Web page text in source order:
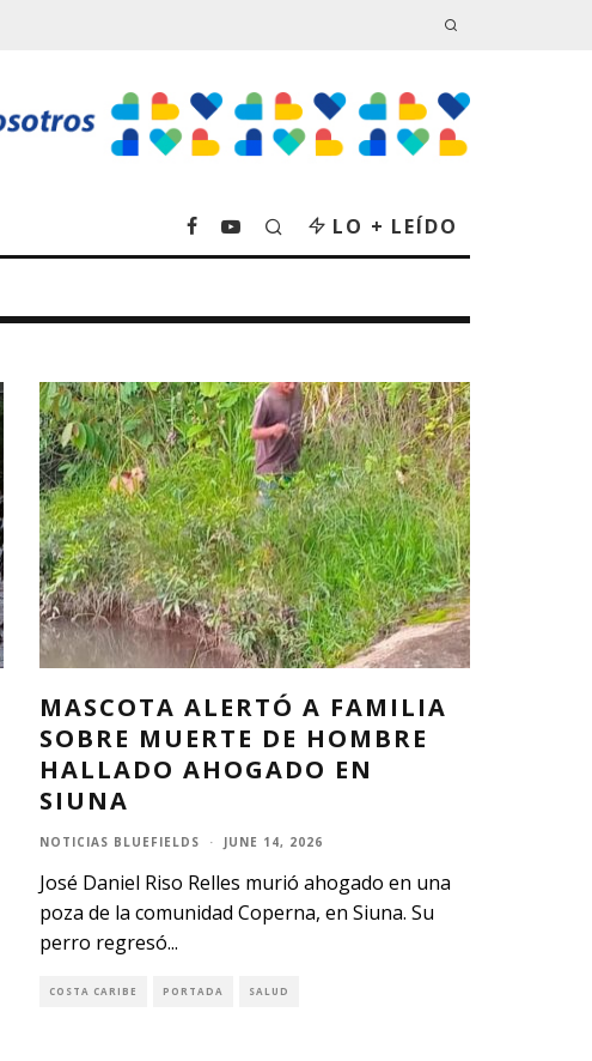
LO + LEÍDO
MASCOTA ALERTÓ A FAMILIA
SOBRE MUERTE DE HOMBRE
HALLADO AHOGADO EN
SIUNA
NOTICIAS BLUEFIELDS · JUNE 14, 2026
José Daniel Riso Relles murió ahogado en una
poza de la comunidad Coperna, en Siuna. Su
perro regresó...
COSTA CARIBE PORTADA SALUD